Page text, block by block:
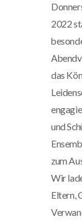
2022
das
und
zum
Wir
Eltern,